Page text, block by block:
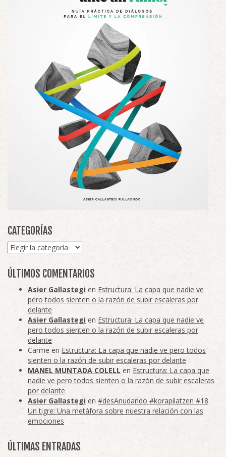
CATEGORÍAS
Categorías
ÚLTIMOS COMENTARIOS
Asier Gallastegi en Estructura: La capa que nadie ve
pero todos sienten o la razón de subir escaleras por
delante
Asier Gallastegi en Estructura: La capa que nadie ve
pero todos sienten o la razón de subir escaleras por
delante
Carme en Estructura: La capa que nadie ve pero todos
sienten o la razón de subir escaleras por delante
MANEL MUNTADA COLELL en Estructura: La capa que
nadie ve pero todos sienten o la razón de subir escaleras
por delante
Asier Gallastegi en #desAnudando #korapilatzen #18
Un tigre: Una metáfora sobre nuestra relación con las
emociones
ÚLTIMAS ENTRADAS